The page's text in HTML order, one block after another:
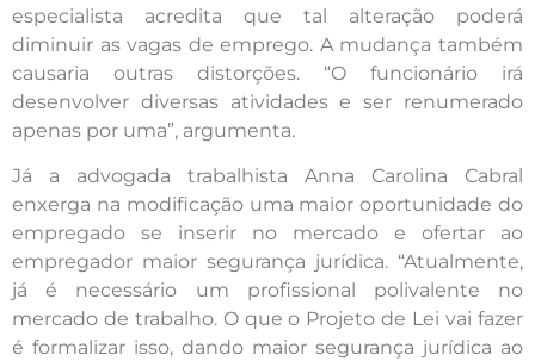
especialista acredita que tal alteração poderá
diminuir as vagas de emprego. A mudança também
causaria outras distorções. “O funcionário irá
desenvolver diversas atividades e ser renumerado
apenas por uma”, argumenta.
Já a advogada trabalhista Anna Carolina Cabral
enxerga na modificação uma maior oportunidade do
empregado se inserir no mercado e ofertar ao
empregador maior segurança jurídica. “Atualmente,
já é necessário um profissional polivalente no
mercado de trabalho. O que o Projeto de Lei vai fazer
é formalizar isso, dando maior segurança jurídica ao